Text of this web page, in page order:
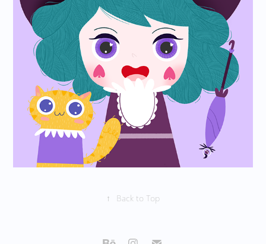
↑ Back to Top